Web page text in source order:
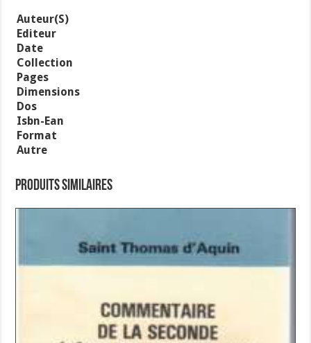
Auteur(s)
Editeur
Date
Collection
Pages
Dimensions
Dos
Isbn-Ean
Format
Autre
Produits similaires